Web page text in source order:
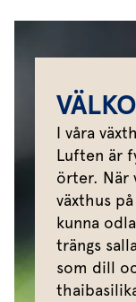
I våra
Luften är
örter. När
växthus
kunna
trängs
som dill